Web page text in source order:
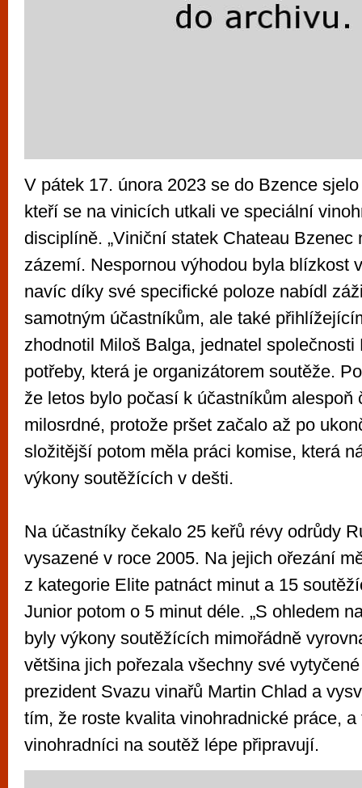
V pátek 17. února 2023 se do Bzence
kteří se na vinicích utkali ve speciální
disciplíně. „Viniční statek Chateau Bzenec
zázemí. Nespornou výhodou byla blízkost
navíc díky své specifické poloze nabídl
samotným účastníkům, ale také
zhodnotil Miloš Balga, jednatel společnosti
potřeby, která je organizátorem soutěže.
že letos bylo počasí k účastníkům alespoň
milosrdné, protože pršet začalo až po
složitější potom měla práci komise, která
výkony soutěžících v dešti.
Na účastníky čekalo 25 keřů révy odrůdy
vysazené v roce 2005. Na jejich ořezání
z kategorie Elite patnáct minut a 15
Junior potom o 5 minut déle. „S ohledem
byly výkony soutěžících mimořádně
většina jich pořezala všechny své vytyčené
prezident Svazu vinařů Martin Chlad a
tím, že roste kvalita vinohradnické práce,
vinohradníci na soutěž lépe připravují.